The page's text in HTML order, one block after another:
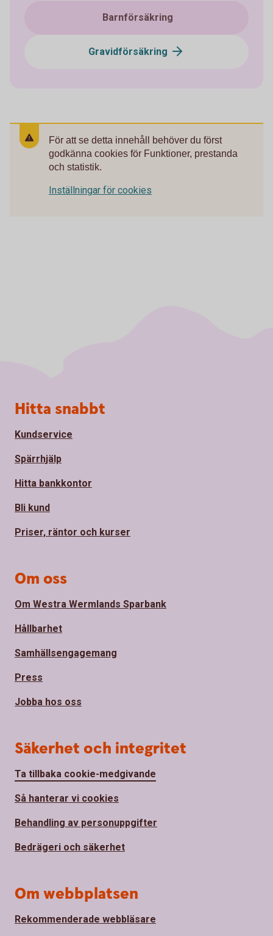
Barnförsäkring
Gravidförsäkring
För att se detta innehåll behöver du först
godkänna cookies för Funktioner, prestanda
och statistik.
Inställningar för cookies
Sidfot
Hitta snabbt
Kundservice
Spärrhjälp
Hitta bankkontor
Bli kund
Priser, räntor och kurser
Om oss
Om Westra Wermlands Sparbank
Hållbarhet
Samhällsengagemang
Press
Jobba hos oss
Säkerhet och integritet
Ta tillbaka cookie-medgivande
Så hanterar vi cookies
Behandling av personuppgifter
Bedrägeri och säkerhet
Om webbplatsen
Rekommenderade webbläsare